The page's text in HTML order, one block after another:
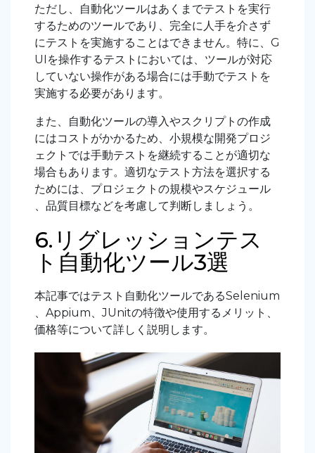
ただし、自動化ツールはあくまでテストを実行
するためのツールであり、完全に人手を介さず
にテストを実施することはできません。特に、G
UIを操作するテストにおいては、ツールが対応
していない操作がある場合には手動でテストを
実施する必要があります。
また、自動化ツールの導入やスクリプトの作成
にはコストがかかるため、小規模な開発プロジ
ェクトでは手動テストを継続することが適切な
場合もあります。適切なテスト方法を選択する
ためには、プロジェクトの規模やスケジュール
、品質目標などを考慮して判断しましょう。
6.リグレッションテス
ト自動化ツール3選
本記事ではテスト自動化ツールであるSelenium
、Appium、JUnitの特徴や使用するメリット、
価格等について詳しく説明します。